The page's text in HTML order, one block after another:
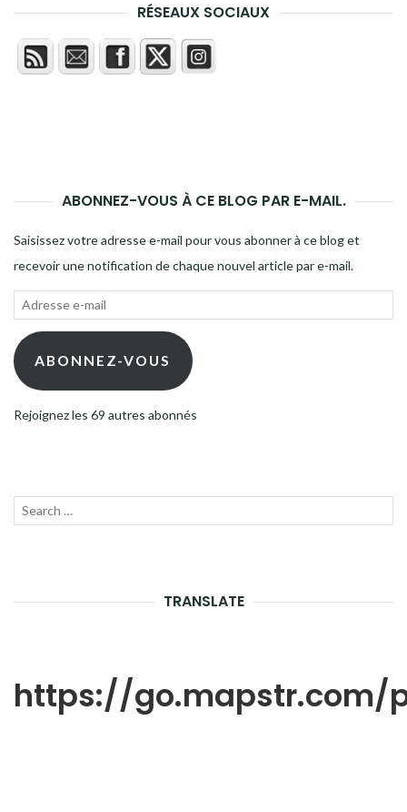
RÉSEAUX SOCIAUX
ABONNEZ-VOUS À CE BLOG PAR E-MAIL.
Saisissez votre adresse e-mail pour vous abonner à ce blog et
recevoir une notification de chaque nouvel article par e-mail.
Adresse
mail ABONNEZ-VOUS
Rejoignez les 69 autres abonnés
Recherche
TRANSLATE
https://go.mapstr.com/